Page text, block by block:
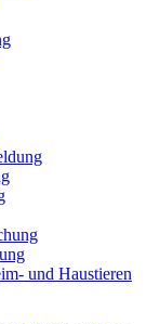
und Haustieren